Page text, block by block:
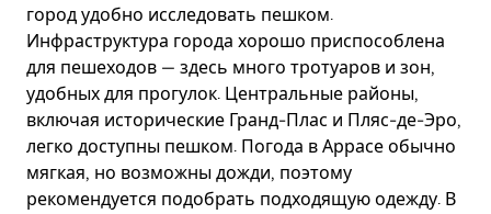
город удобно исследовать пешком.
Инфраструктура города хорошо приспособлена
для пешеходов — здесь много тротуаров и зон,
удобных для прогулок. Центральные районы,
включая исторические Гранд-Плас и Пляс-де-Эро,
легко доступны пешком. Погода в Аррасе обычно
мягкая, но возможны дожди, поэтому
рекомендуется подобрать подходящую одежду. В